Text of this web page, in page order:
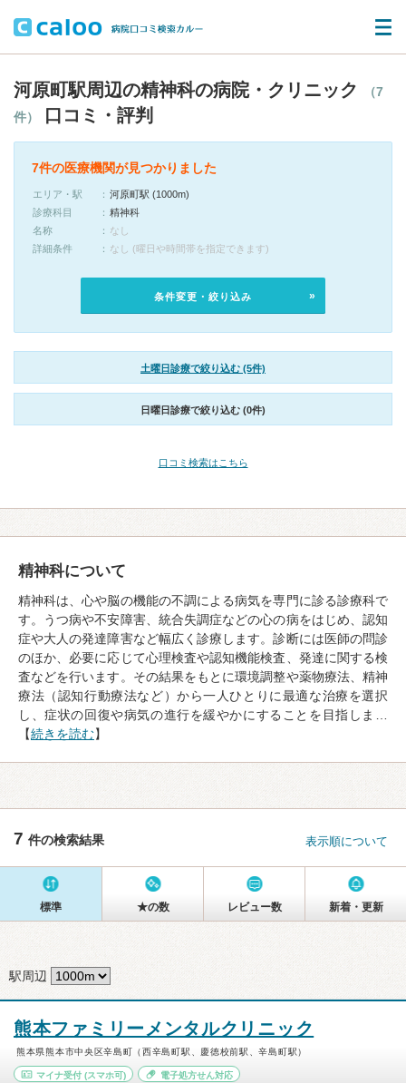
河原町駅周辺の精神科の病院・クリニック
（7
件）
口コミ・評判
7件の医療機関が見つかりました
エリア・駅
河原町駅 (1000m)
診療科目
精神科
名称
なし
詳細条件
なし (曜日や時間帯を指定できます)
条件変更・絞り込み
土曜日診療で絞り込む (5件)
日曜日診療で絞り込む (0件)
口コミ検索はこちら
精神科について
精神科は、心や脳の機能の不調による病気を専門に診る診療科で
す。うつ病や不安障害、統合失調症などの心の病をはじめ、認知
症や大人の発達障害など幅広く診療します。診断には医師の問診
のほか、必要に応じて心理検査や認知機能検査、発達に関する検
査などを行います。その結果をもとに環境調整や薬物療法、精神
療法（認知行動療法など）から一人ひとりに最適な治療を選択
し、症状の回復や病気の進行を緩やかにすることを目指しま…
【続きを読む】
7 件の検索結果 表示順について
標準 ★の数 レビュー数 新着・更新
駅周辺
熊本ファミリーメンタルクリニック
熊本県熊本市中央区辛島町（西辛島町駅、慶徳校前駅、辛島町駅）
マイナ受付 (スマホ可) 電子処方せん対応